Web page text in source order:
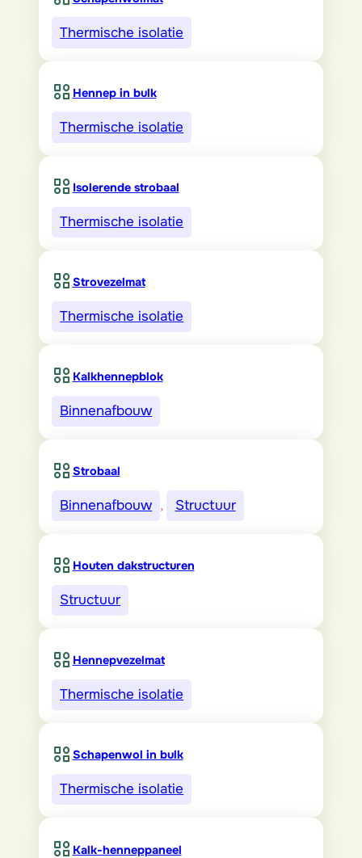
Thermische isolatie
Hennep in bulk
Thermische isolatie
Isolerende strobaal
Thermische isolatie
Strovezelmat
Thermische isolatie
Kalkhennepblok
Binnenafbouw
Strobaal
Binnenafbouw , Structuur
Houten dakstructuren
Structuur
Hennepvezelmat
Thermische isolatie
Schapenwol in bulk
Thermische isolatie
Kalk-henneppaneel